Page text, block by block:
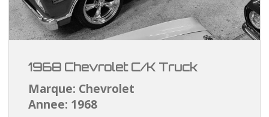
1968 Chevrolet C/K Truck
Marque: Chevrolet
Annee: 1968